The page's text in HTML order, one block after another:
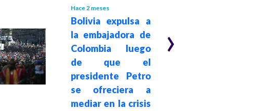
Hace 2 meses
Bolivia expulsa a
la embajadora de
Colombia luego
de que el
presidente Petro
se ofreciera a
mediar en la crisis
›